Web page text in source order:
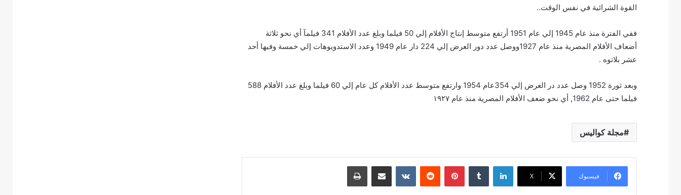
القوة الشرائية في نفس الوقت..
ففي الفترة منذ عام 1945 إلي عام 1951 أرتفع متوسط إنتاج الأفلام إلي 50 فيلما وبلغ عدد الأفلام 341 فيلمآ أي نحو ثلاثة
أضعاف الأفلام المصرية منذ عام 1927ووصل عدد دور العرض إلي 224 دار عام 1949 وعدد الاستدويوهات إلي خمسة وفيها أحد
عشر بلاتوه .
وبعد ثورة 1952 وصل عدد در العرض إلي 354عام 1954 وارتفع متوسط عدد الأفلام كل عام إلي 60 فيلما وبلغ عدد الأفلام 588
فيلما حتى عام 1962, أي نحو ضعف الأفلام المصرية منذ عام ١٩٢٧
مجلة كواليس
فيسبوك ‫X
لينكدإن بينتيريست مشاركة عبر البريد طباعة